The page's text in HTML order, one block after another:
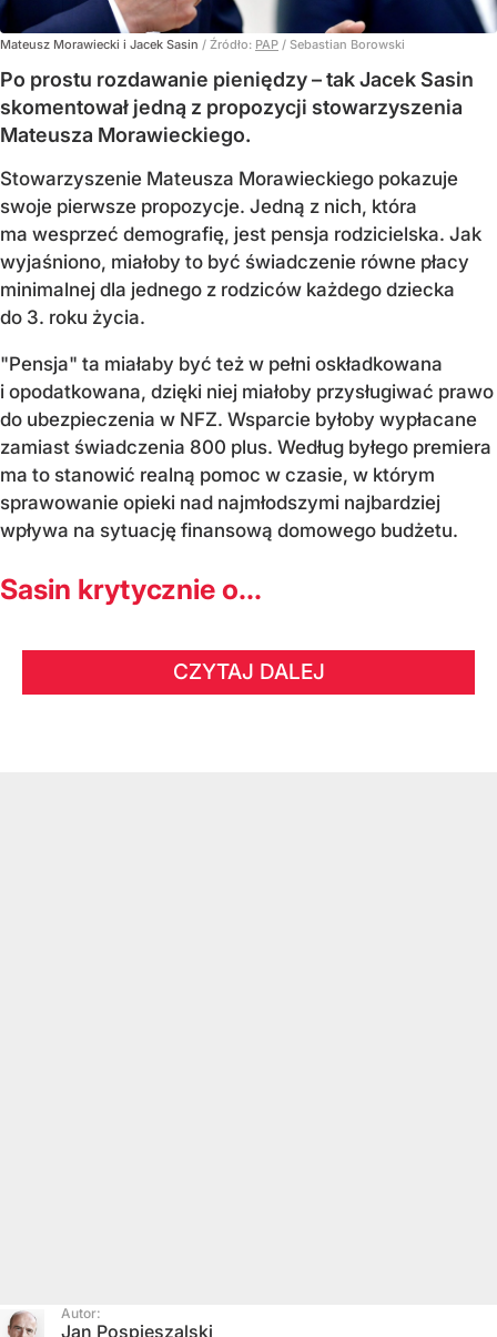
Mateusz Morawiecki i Jacek Sasin / Źródło: PAP / Sebastian Borowski
Po prostu rozdawanie pieniędzy – tak Jacek Sasin
skomentował jedną z propozycji stowarzyszenia
Mateusza Morawieckiego.
Stowarzyszenie Mateusza Morawieckiego pokazuje
swoje pierwsze propozycje. Jedną z nich, która
ma wesprzeć demografię, jest pensja rodzicielska. Jak
wyjaśniono, miałoby to być świadczenie równe płacy
minimalnej dla jednego z rodziców każdego dziecka
do 3. roku życia.
"Pensja" ta miałaby być też w pełni oskładkowana
i opodatkowana, dzięki niej miałoby przysługiwać prawo
do ubezpieczenia w NFZ. Wsparcie byłoby wypłacane
zamiast świadczenia 800 plus. Według byłego premiera
ma to stanowić realną pomoc w czasie, w którym
sprawowanie opieki nad najmłodszymi najbardziej
wpływa na sytuację finansową domowego budżetu.
Sasin krytycznie o...
CZYTAJ DALEJ
Autor:
Jan Pospieszalski